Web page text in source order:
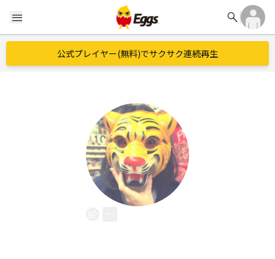
menu search
公式プレイヤー(無料)でサクサク連続再生